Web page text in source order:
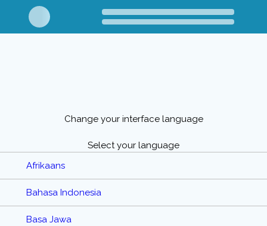
Change your interface language
Select your language
Afrikaans
Bahasa Indonesia
Basa Jawa